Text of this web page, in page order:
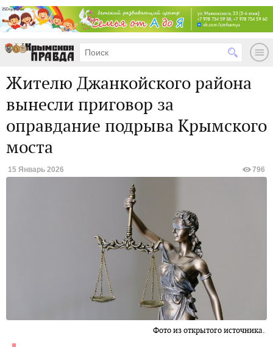
Жителю Джанкойского района
вынесли приговор за
оправдание подрыва Крымского
моста
15 Январь 2026 796
Фото из открытого источника.